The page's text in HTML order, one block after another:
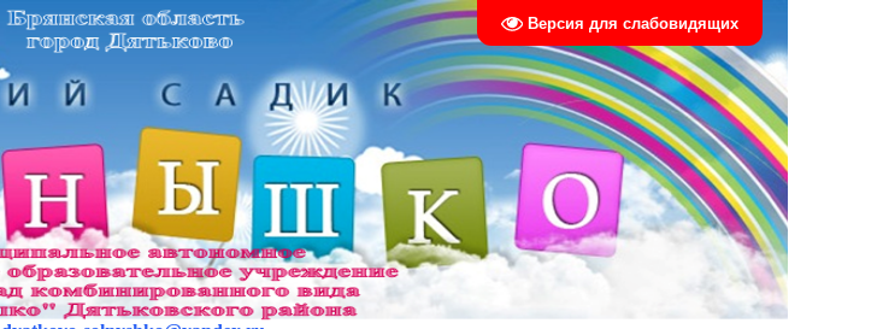
Версия для слабовидящих